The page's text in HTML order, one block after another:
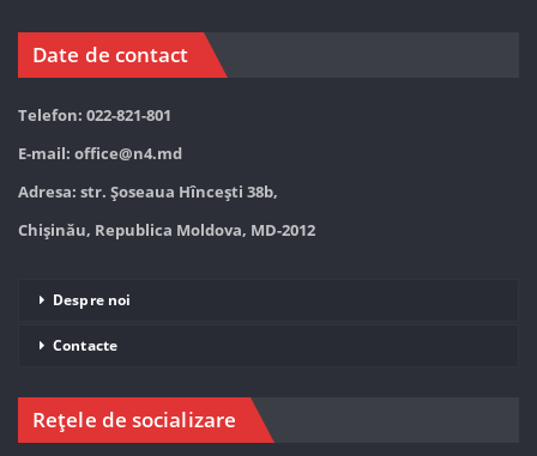
Date de contact
Telefon: 022-821-801
E-mail: office@n4.md
Adresa: str. Șoseaua Hînceşti 38b,
Chișinău, Republica Moldova, MD-2012
Despre noi
Contacte
Rețele de socializare